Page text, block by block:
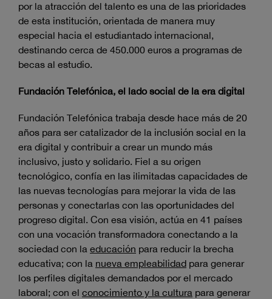
por la atracción del talento es una de las prioridades
de esta institución, orientada de manera muy
especial hacia el estudiantado internacional,
destinando cerca de 450.000 euros a programas de
becas al estudio.
Fundación Telefónica, el lado social de la era digital
Fundación Telefónica trabaja desde hace más de 20
años para ser catalizador de la inclusión social en la
era digital y contribuir a crear un mundo más
inclusivo, justo y solidario. Fiel a su origen
tecnológico, confía en las ilimitadas capacidades de
las nuevas tecnologías para mejorar la vida de las
personas y conectarlas con las oportunidades del
progreso digital. Con esa visión, actúa en 41 países
con una vocación transformadora conectando a la
sociedad con la educación para reducir la brecha
educativa; con la nueva empleabilidad para generar
los perfiles digitales demandados por el mercado
laboral; con el conocimiento y la cultura para generar